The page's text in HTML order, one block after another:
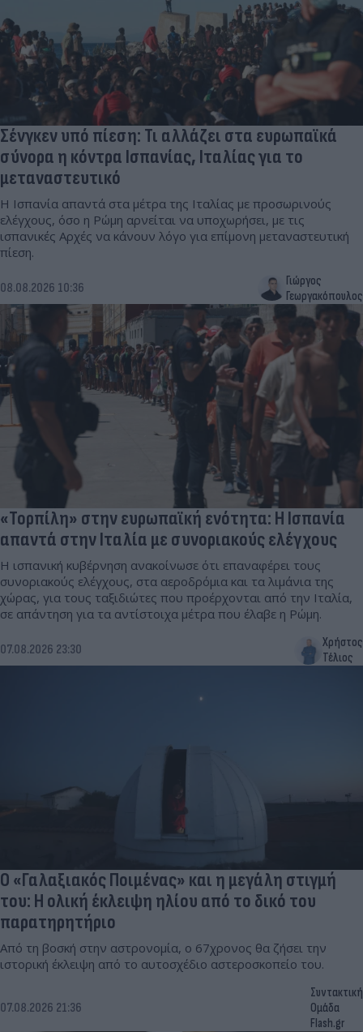
Σένγκεν υπό πίεση: Τι αλλάζει στα ευρωπαϊκά
σύνορα η κόντρα Ισπανίας, Ιταλίας για το
μεταναστευτικό
Η Ισπανία απαντά στα μέτρα της Ιταλίας με προσωρινούς
ελέγχους, όσο η Ρώμη αρνείται να υποχωρήσει, με τις
ισπανικές Αρχές να κάνουν λόγο για επίμονη μεταναστευτική
πίεση.
08.08.2026 10:36
Γιώργος
Γεωργακόπουλος
«Τορπίλη» στην ευρωπαϊκή ενότητα: Η Ισπανία
απαντά στην Ιταλία με συνοριακούς ελέγχους
Η ισπανική κυβέρνηση ανακοίνωσε ότι επαναφέρει τους
συνοριακούς ελέγχους, στα αεροδρόμια και τα λιμάνια της
χώρας, για τους ταξιδιώτες που προέρχονται από την Ιταλία,
σε απάντηση για τα αντίστοιχα μέτρα που έλαβε η Ρώμη.
07.08.2026 23:30
Χρήστος
Τέλιος
Ο «Γαλαξιακός Ποιμένας» και η μεγάλη στιγμή
του: Η ολική έκλειψη ηλίου από το δικό του
παρατηρητήριο
Από τη βοσκή στην αστρονομία, ο 67χρονος θα ζήσει την
ιστορική έκλειψη από το αυτοσχέδιο αστεροσκοπείο του.
07.08.2026 21:36
Συντακτική
Ομάδα
Flash.gr